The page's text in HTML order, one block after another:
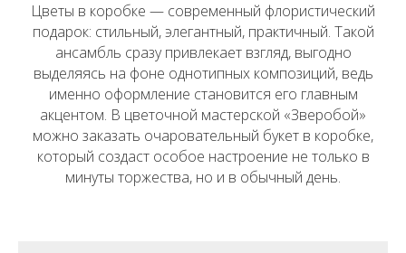
Цветы в коробке — современный флористический
подарок: стильный, элегантный, практичный. Такой
ансамбль сразу привлекает взгляд, выгодно
выделяясь на фоне однотипных композиций, ведь
именно оформление становится его главным
акцентом. В цветочной мастерской «Зверобой»
можно заказать очаровательный букет в коробке,
который создаст особое настроение не только в
минуты торжества, но и в обычный день.